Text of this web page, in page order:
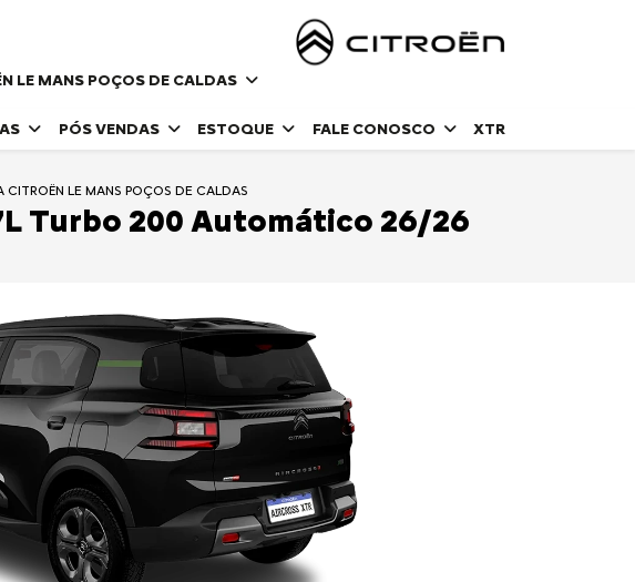
LE MANS POÇOS DE CALDAS
PÓS VENDAS ESTOQUE FALE CONOSCO XTR
CITROËN LE MANS POÇOS DE CALDAS
Turbo 200 Automático 26/26